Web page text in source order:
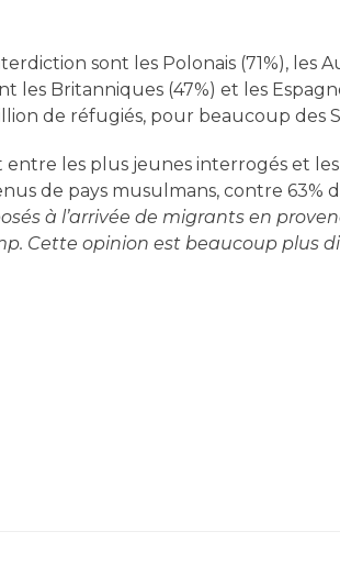
sont les Polonais (71%), les
les Britanniques (47%) et les
de réfugiés, pour beaucoup des
les plus jeunes interrogés et les
de pays musulmans, contre
à l’arrivée de migrants en
Cette opinion est beaucoup plus